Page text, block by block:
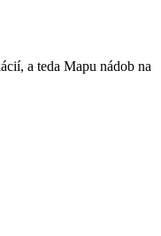
a teda Mapu nádob na